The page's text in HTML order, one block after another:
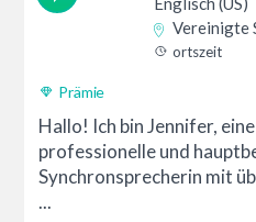
Vereinigte
ortszeit
Prämie
Hallo! Ich bin Jennifer,
professionelle und
Synchronsprecherin mit
...